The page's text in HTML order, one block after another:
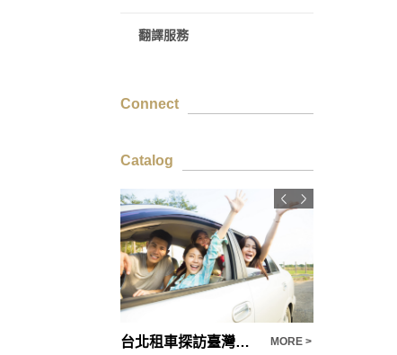
翻譯服務
Connect
Catalog
台北租車探訪臺灣美景 | 多種車款可選擇 MORE >